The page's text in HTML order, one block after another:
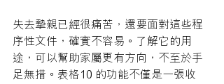
失去摯親已經很痛苦，還要面對這些程
序性文件，確實不容易。了解它的用
途，可以幫助家屬更有方向，不至於手
足無措。表格10 的功能不僅是一張收